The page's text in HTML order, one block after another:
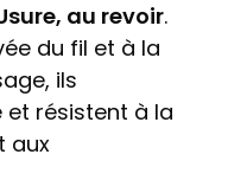
au revoir.
du fil et à la
ils
résistent à la
aux